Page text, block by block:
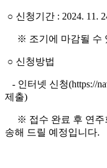
○ 신청기간 : 2024. 11.
※ 조기에 마감될 수
○ 신청방법
- 인터넷 신청(https://
제출)
※ 접수 완료 후 연주
송해 드릴 예정입니다.